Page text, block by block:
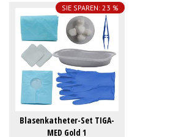
Blasenkatheter-Set TIGA-
MED Gold 1
SIE SPAREN: 23 %